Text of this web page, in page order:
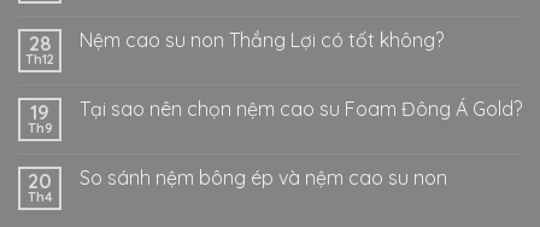
28
Th12
Nệm cao su non Thắng Lợi có tốt không?
19
Th9
Tại sao nên chọn nệm cao su Foam Đông Á Gold?
20
Th4
So sánh nệm bông ép và nệm cao su non